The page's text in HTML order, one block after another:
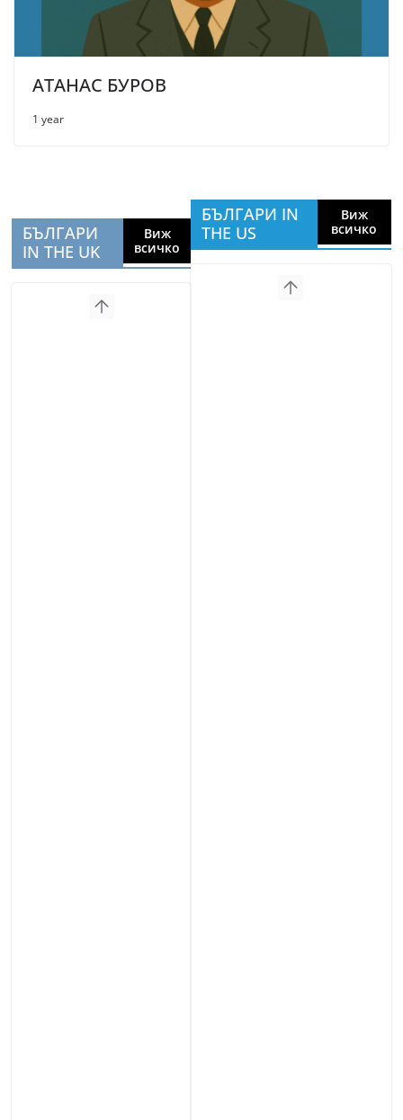
АТАНАС БУРОВ
1 year
БЪЛГАРИ
IN THE UK
Виж
всичко
БЪЛГАРИ IN
THE US
Виж
всичко